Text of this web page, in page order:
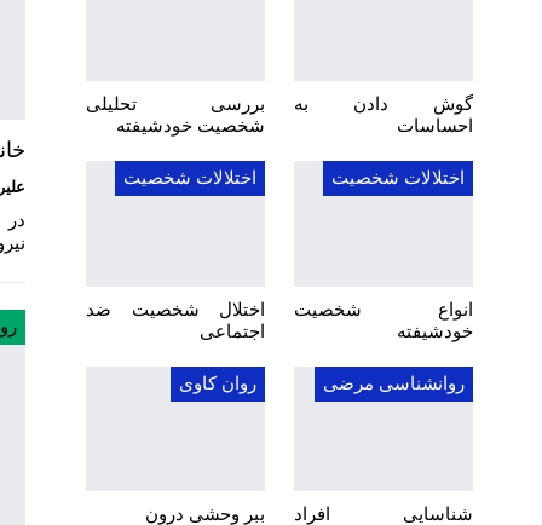
در
گوش دادن به
احساسات
بررسی تحلیلی
شخصیت خودشیفته
اختلالات شخصیت
انواع شخصیت
خودشیفته
اختلالات شخصیت
اختلال شخصیت ضد
اجتماعی
روانشناسی مرضی
شناسایی افراد
روان کاوی
ببر وحشی درون